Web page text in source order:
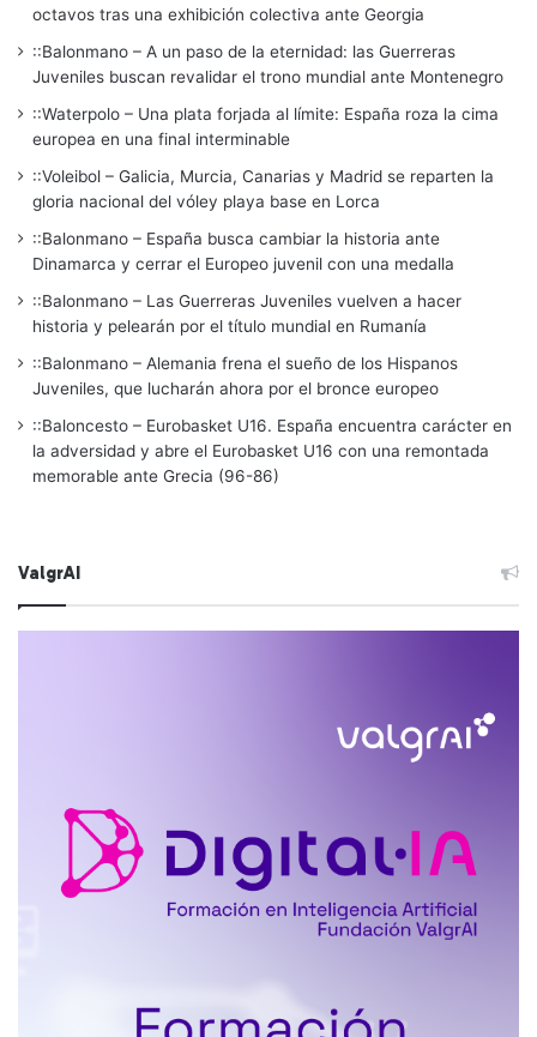
octavos tras una exhibición colectiva ante Georgia
::Balonmano – A un paso de la eternidad: las Guerreras
Juveniles buscan revalidar el trono mundial ante Montenegro
::Waterpolo – Una plata forjada al límite: España roza la cima
europea en una final interminable
::Voleibol – Galicia, Murcia, Canarias y Madrid se reparten la
gloria nacional del vóley playa base en Lorca
::Balonmano – España busca cambiar la historia ante
Dinamarca y cerrar el Europeo juvenil con una medalla
::Balonmano – Las Guerreras Juveniles vuelven a hacer
historia y pelearán por el título mundial en Rumanía
::Balonmano – Alemania frena el sueño de los Hispanos
Juveniles, que lucharán ahora por el bronce europeo
::Baloncesto – Eurobasket U16. España encuentra carácter en
la adversidad y abre el Eurobasket U16 con una remontada
memorable ante Grecia (96-86)
ValgrAI